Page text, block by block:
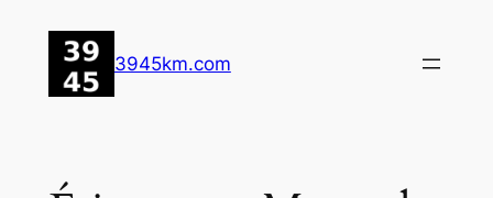
contenu
3945km.com